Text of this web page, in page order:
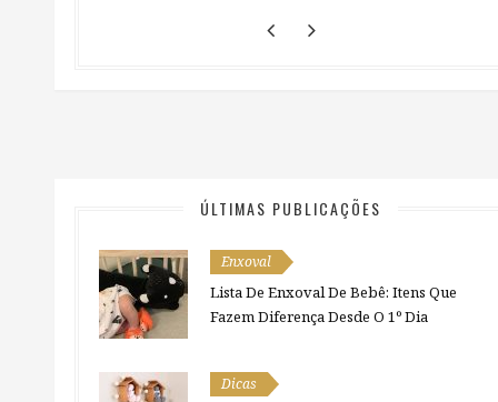
ÚLTIMAS PUBLICAÇÕES
Enxoval
Lista De Enxoval De Bebê: Itens Que
Fazem Diferença Desde O 1º Dia
Dicas